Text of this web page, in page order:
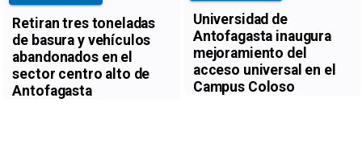
Retiran tres toneladas
de basura y vehículos
abandonados en el
sector centro alto de
Antofagasta
Universidad de
Antofagasta inaugura
mejoramiento del
acceso universal en el
Campus Coloso